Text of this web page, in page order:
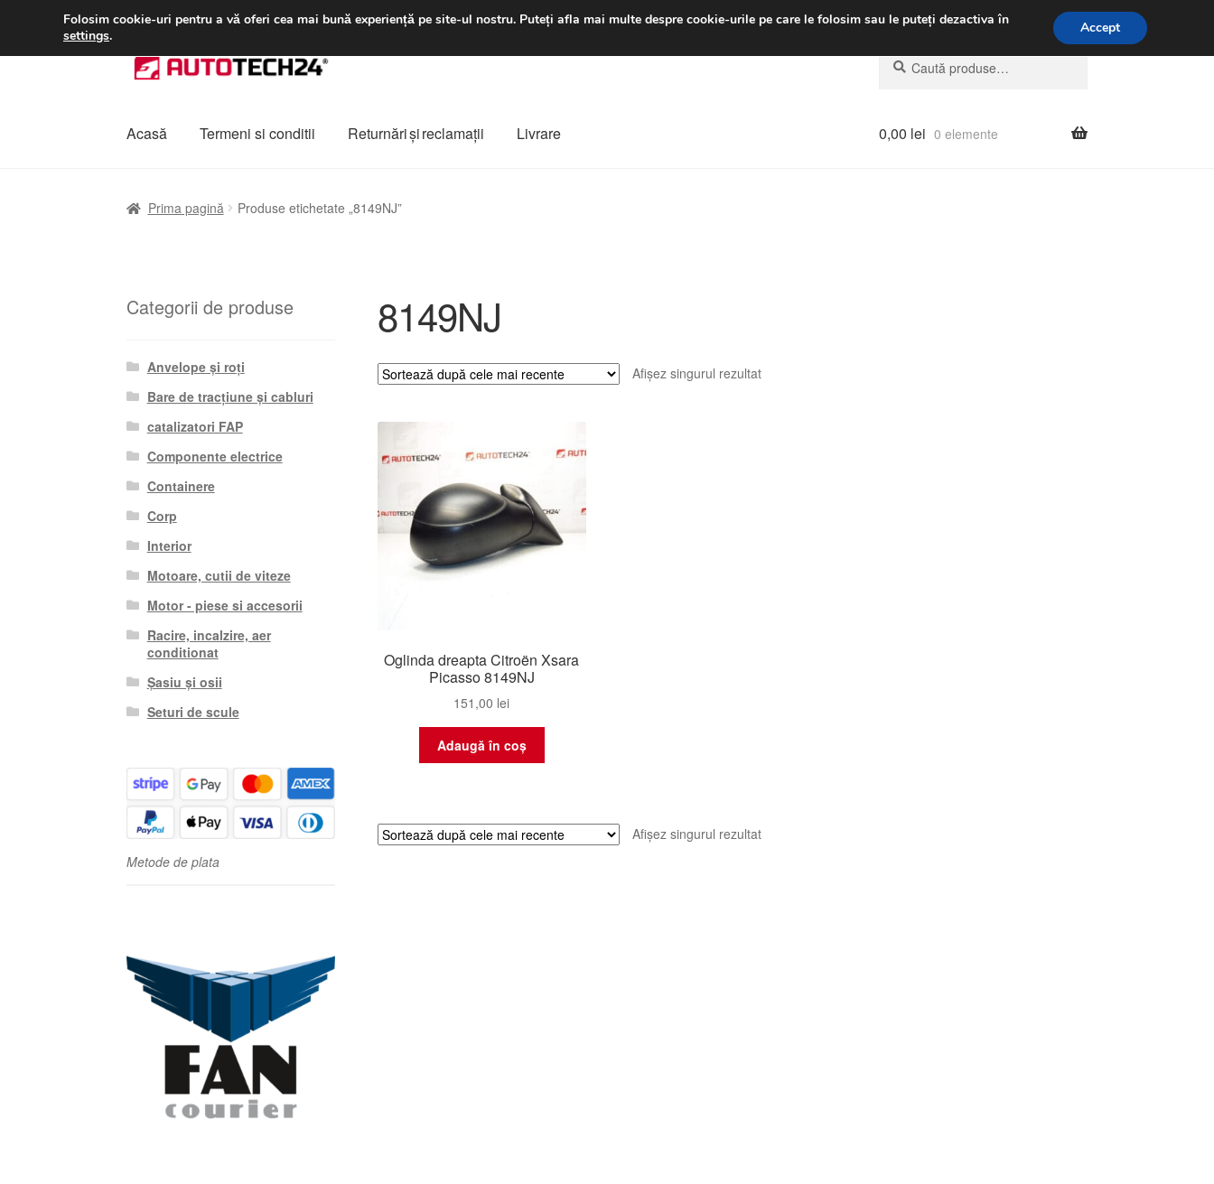
LIVRARE de la 33 lei luni-vineri 9 a.m. - 4 p.m.031 229 6816
Sari
la
Sari
la
Caută
după:
Caută
Acasă Termeni si conditii Returnări şi reclamații Livrare 0,00 lei 0 elemente
Prima pagină Produse etichetate „8149NJ”
8149NJ
Afișez singurul rezultat
Oglinda dreapta Citroën Xsara
Picasso 8149NJ
151,00 lei
Adaugă în coș
Afișez singurul rezultat
Categorii de produse
Anvelope și roți
Bare de tracțiune și cabluri
catalizatori FAP
Componente electrice
Containere
Corp
Interior
Motoare, cutii de viteze
Motor - piese si accesorii
Racire, incalzire, aer
conditionat
Șasiu și osii
Seturi de scule
Metode de plata
Folosim cookie-uri pentru a vă oferi cea mai bună experiență pe site-ul nostru. Puteți afla mai multe despre cookie-urile pe care le folosim sau le puteți dezactiva în
settings. Accept